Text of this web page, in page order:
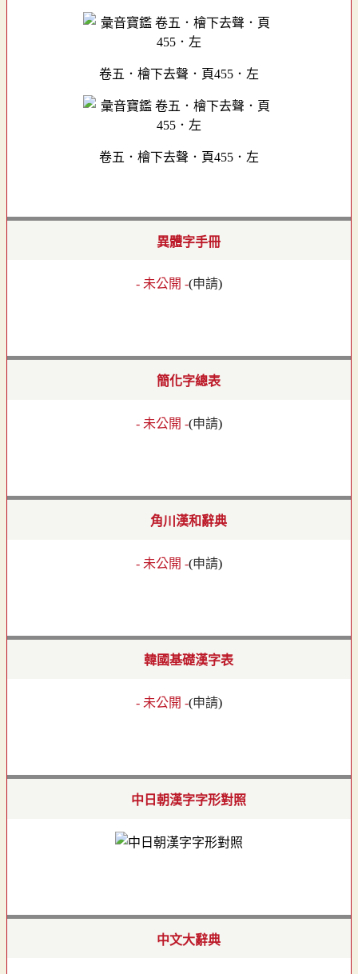
卷五．檜下去聲．頁455．左
卷五．檜下去聲．頁455．左
異體字手冊
- 未公開 -(申請)
簡化字總表
- 未公開 -(申請)
角川漢和辭典
- 未公開 -(申請)
韓國基礎漢字表
- 未公開 -(申請)
中日朝漢字字形對照
中文大辭典